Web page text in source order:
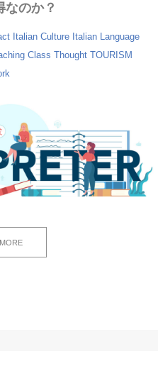
なのか？
Italian Culture Italian Language
Class Thought TOURISM